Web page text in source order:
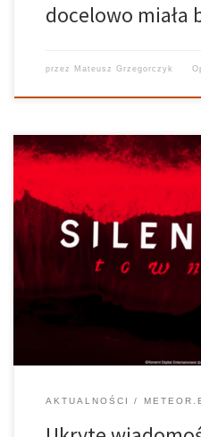
docelowo miała
przez Mateusz Grzegorczyk
Twórcy odpowiedzialni za
więcej niż minutowy teaser.
zwiastunie zostawili pewne
Silent Hill Townfall to nowa gra
Code odpowiedzialne za […]
AKTUALNOŚCI